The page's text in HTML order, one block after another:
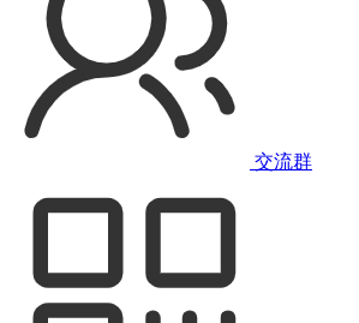
交流群